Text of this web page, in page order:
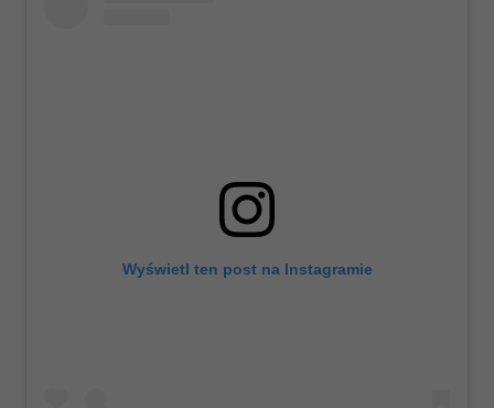
Wyświetl ten post na Instagramie